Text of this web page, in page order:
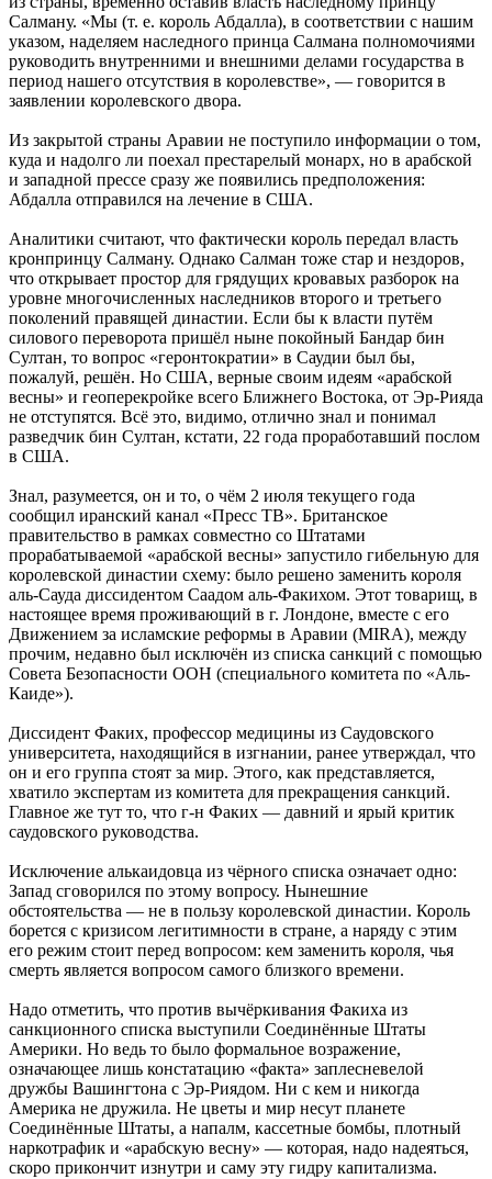
Салману. «Мы (т. е. король Абдалла), в соответствии с нашим
указом, наделяем наследного принца Салмана полномочиями
руководить внутренними и внешними делами государства в
период нашего отсутствия в королевстве», — говорится в
заявлении королевского двора.
Из закрытой страны Аравии не поступило информации о том,
куда и надолго ли поехал престарелый монарх, но в арабской
и западной прессе сразу же появились предположения:
Абдалла отправился на лечение в США.
Аналитики считают, что фактически король передал власть
кронпринцу Салману. Однако Салман тоже стар и нездоров,
что открывает простор для грядущих кровавых разборок на
уровне многочисленных наследников второго и третьего
поколений правящей династии. Если бы к власти путём
силового переворота пришёл ныне покойный Бандар бин
Султан, то вопрос «геронтократии» в Саудии был бы,
пожалуй, решён. Но США, верные своим идеям «арабской
весны» и геоперекройке всего Ближнего Востока, от Эр-Рияда
не отступятся. Всё это, видимо, отлично знал и понимал
разведчик бин Султан, кстати, 22 года проработавший послом
в США.
Знал, разумеется, он и то, о чём 2 июля текущего года
сообщил иранский канал «Пресс ТВ». Британское
правительство в рамках совместно со Штатами
прорабатываемой «арабской весны» запустило гибельную для
королевской династии схему: было решено заменить короля
аль-Сауда диссидентом Саадом аль-Факихом. Этот товарищ, в
настоящее время проживающий в г. Лондоне, вместе с его
Движением за исламские реформы в Аравии (MIRA), между
прочим, недавно был исключён из списка санкций с помощью
Совета Безопасности ООН (специального комитета по «Аль-
Каиде»).
Диссидент Факих, профессор медицины из Саудовского
университета, находящийся в изгнании, ранее утверждал, что
он и его группа стоят за мир. Этого, как представляется,
хватило экспертам из комитета для прекращения санкций.
Главное же тут то, что г-н Факих — давний и ярый критик
саудовского руководства.
Исключение алькаидовца из чёрного списка означает одно:
Запад сговорился по этому вопросу. Нынешние
обстоятельства — не в пользу королевской династии. Король
борется с кризисом легитимности в стране, а наряду с этим
его режим стоит перед вопросом: кем заменить короля, чья
смерть является вопросом самого близкого времени.
Надо отметить, что против вычёркивания Факиха из
санкционного списка выступили Соединённые Штаты
Америки. Но ведь то было формальное возражение,
означающее лишь констатацию «факта» заплесневелой
дружбы Вашингтона с Эр-Риядом. Ни с кем и никогда
Америка не дружила. Не цветы и мир несут планете
Соединённые Штаты, а напалм, кассетные бомбы, плотный
наркотрафик и «арабскую весну» — которая, надо надеяться,
скоро прикончит изнутри и саму эту гидру капитализма.